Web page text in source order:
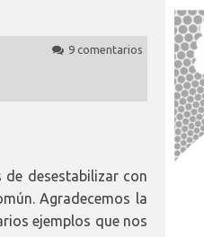
9 comentarios
de desestabilizar con
Agradecemos la
ejemplos que nos